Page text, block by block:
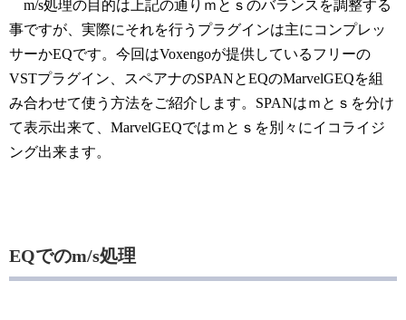
m/s処理の目的は上記の通りｍとｓのバランスを調整する
事ですが、実際にそれを行うプラグインは主にコンプレッ
サーかEQです。今回はVoxengoが提供しているフリーの
VSTプラグイン、スペアナのSPANとEQのMarvelGEQを組
み合わせて使う方法をご紹介します。SPANはｍとｓを分け
て表示出来て、MarvelGEQではｍとｓを別々にイコライジ
ング出来ます。
EQでのm/s処理